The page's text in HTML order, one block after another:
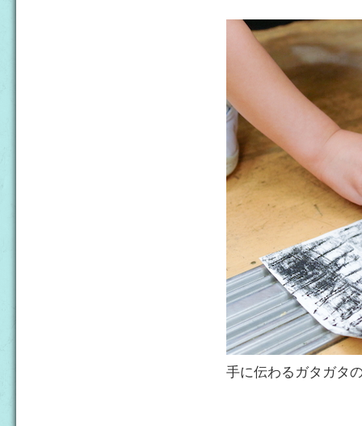
手に伝わるガタガタ